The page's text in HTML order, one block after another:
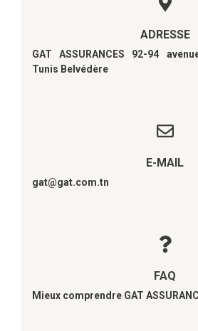
ADRESSE
GAT ASSURANCES 92-94
Tunis Belvédère
E-MAIL
gat@gat.com.tn
FAQ
Mieux comprendre GAT